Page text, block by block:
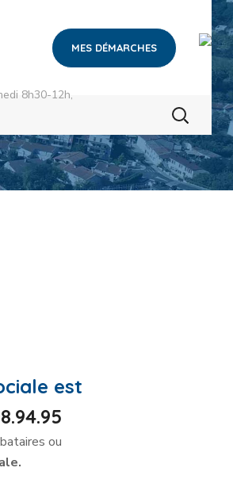
MES DÉMARCHES
8h30-12h,
est
ou